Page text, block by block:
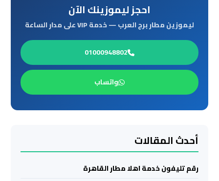
احجز ليموزينك الآن
ليموزين مطار برج العرب — خدمة VIP على مدار الساعة
01000948802
واتساب
أحدث المقالات
رقم تليفون خدمة اهلا مطار القاهرة
ليموزين
الغردقة
ليموزين
مطروح